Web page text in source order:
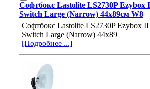
Софтбокс Lastolite LS2730P Ezybox
Switch Large (Narrow) 44x89см W8
Софтбокс Lastolite LS2730P Ezybox II
Switch Large (Narrow) 44x89
[Подробнее ...]